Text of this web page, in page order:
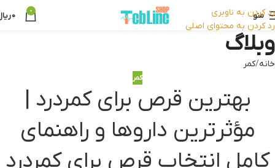
رد کردن به ناوبری
رد کردن به محتوای اصلی
منو 0
0
وبلاگ
خانه کمر
کمر
بهترین قرص برای کمردرد |
مؤثرترین داروها و راهنمای
کامل انتخاب قرص برای کمردرد